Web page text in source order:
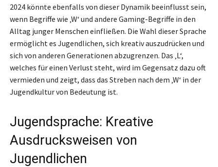
2024 könnte ebenfalls von dieser Dynamik beeinflusst sein,
wenn Begriffe wie ‚W‘ und andere Gaming-Begriffe in den
Alltag junger Menschen einfließen. Die Wahl dieser Sprache
ermöglicht es Jugendlichen, sich kreativ auszudrücken und
sich von anderen Generationen abzugrenzen. Das ‚L‘,
welches für einen Verlust steht, wird im Gegensatz dazu oft
vermieden und zeigt, dass das Streben nach dem ‚W‘ in der
Jugendkultur von Bedeutung ist.
Jugendsprache: Kreative
Ausdrucksweisen von
Jugendlichen